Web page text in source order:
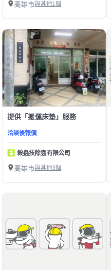
高雄市與其他1個
提供「搬運床墊」服務
洽談後報價
殺蟲技除蟲有限公司
高雄市與其他3個